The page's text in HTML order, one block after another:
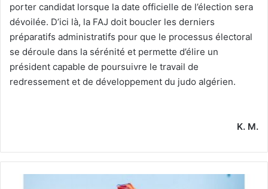
porter candidat lorsque la date officielle de l’élection sera
dévoilée. D’ici là, la FAJ doit boucler les derniers
préparatifs administratifs pour que le processus électoral
se déroule dans la sérénité et permette d’élire un
président capable de poursuivre le travail de
redressement et de développement du judo algérien.
K. M.